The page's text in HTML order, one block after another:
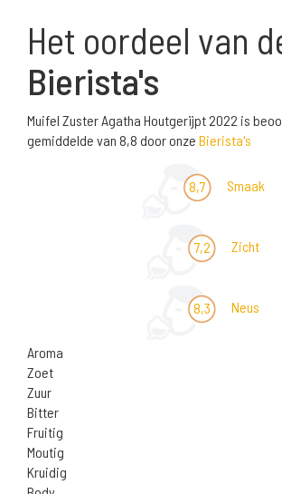
Het oordeel van
Bierista's
Muifel Zuster Agatha Houtgerijpt 2022 is
gemiddelde van 8,8 door onze Bierista's
8,7 Smaak
7,2 Zicht
8,3 Neus
Aroma
Zoet
Zuur
Bitter
Fruitig
Moutig
Kruidig